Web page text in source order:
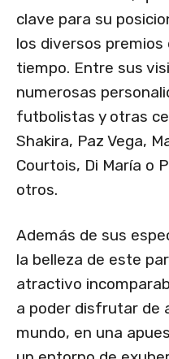
clave para su
los diversos
tiempo. Entre sus
numerosas
futbolistas y otras
Shakira, Paz Vega,
Courtois, Di María o
otros.
Además de sus
la belleza de este
atractivo
a poder disfrutar de
mundo, en una